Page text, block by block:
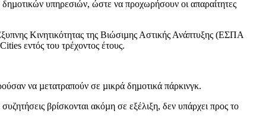
υπηρεσιών, ώστε να προχωρήσουν οι απαραίτητες
Κινητικότητας της Βιώσιµης Αστικής Ανάπτυξης (ΕΣΠΑ
εντός του τρέχοντος έτους.
να µετατραπούν σε µικρά δηµοτικά πάρκινγκ.
βρίσκονται ακόµη σε εξέλιξη, δεν υπάρχει προς το